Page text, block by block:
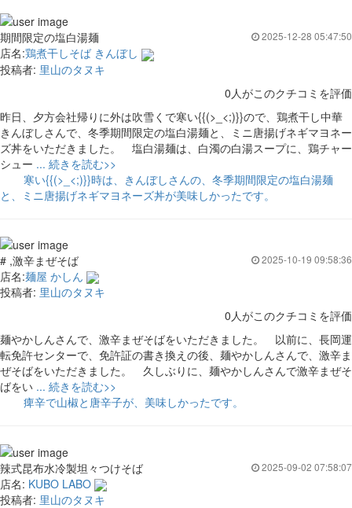
2025-12-28 05:47:50
期間限定の塩白湯麺
店名:鶏煮干しそば きんぼし
投稿者: 里山のタヌキ
0人がこのクチコミを評価
昨日、夕方会社帰りに外は吹雪くで寒い{{(>_<;)}}ので、鶏煮干し中華
きんぼしさんで、冬季期間限定の塩白湯麺と、ミニ唐揚げネギマヨネー
ズ丼をいただきました。 塩白湯麺は、白濁の白湯スープに、鶏チャー
シュー ... 続きを読む>>
寒い{{(>_<;)}}時は、きんぼしさんの、冬季期間限定の塩白湯麺
と、ミニ唐揚げネギマヨネーズ丼が美味しかったです。
2025-10-19 09:58:36
# ,激辛まぜそば
店名:麺屋 かしん
投稿者: 里山のタヌキ
0人がこのクチコミを評価
麺やかしんさんで、激辛まぜそばをいただきました。 以前に、長岡運
転免許センターで、免許証の書き換えの後、麺やかしんさんで、激辛ま
ぜそばをいただきました。 久しぶりに、麺やかしんさんで激辛まぜそ
ばをい ... 続きを読む>>
痺辛で山椒と唐辛子が、美味しかったです。
2025-09-02 07:58:07
辣式昆布水冷製坦々つけそば
店名: KUBO LABO
投稿者: 里山のタヌキ